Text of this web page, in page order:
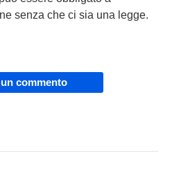
senza che ci sia una legge.
commento